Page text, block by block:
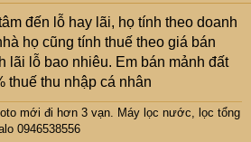
phải cạnh tranh bằng giá. Có thể
thuê để kéo khách.
toán thiết kế phòng có tầm nhìn xa,
phòng rộng. Thì về lâu dài mới có
đã siết điều kiện KD với các
đến lỗ hay lãi, họ tính theo doanh
họ cũng tính thuế theo giá bán
lãi lỗ bao nhiêu. Em bán mảnh đất
thuế thu nhập cá nhân
mới đi hơn 3 vạn. Máy lọc nước, lọc tổng
0946538556